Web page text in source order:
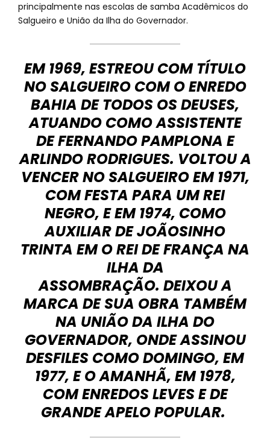
principalmente nas escolas de samba Acadêmicos do
Salgueiro e União da Ilha do Governador.
EM 1969, ESTREOU COM TÍTULO
NO SALGUEIRO COM O ENREDO
BAHIA DE TODOS OS DEUSES,
ATUANDO COMO ASSISTENTE
DE FERNANDO PAMPLONA E
ARLINDO RODRIGUES. VOLTOU A
VENCER NO SALGUEIRO EM 1971,
COMFESTA PARA UM REI
NEGRO, E EM 1974, COMO
AUXILIAR DE JOÃOSINHO
TRINTA EMO REI DE FRANÇA NA
ILHA DA
ASSOMBRAÇÃO. DEIXOU A
MARCA DE SUA OBRA TAMBÉM
NA UNIÃO DA ILHA DO
GOVERNADOR, ONDE ASSINOU
DESFILES COMODOMINGO, EM
1977, EO AMANHÃ, EM 1978,
COM ENREDOS LEVES E DE
GRANDE APELO POPULAR.